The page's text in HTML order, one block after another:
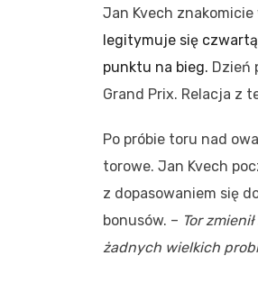
Jan Kvech znakomicie
legitymuje się
punktu na bieg. Dzień
Grand Prix. Relacja z
Po próbie toru nad
torowe. Jan Kvech
z dopasowaniem się
bonusów. – Tor
żadnych wielkich